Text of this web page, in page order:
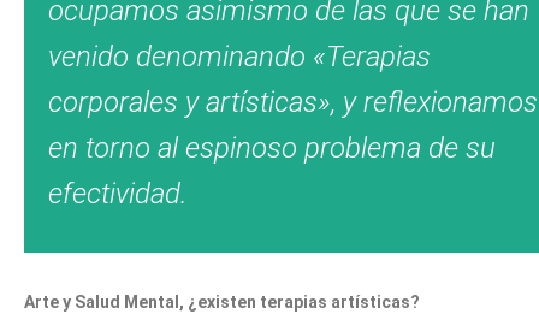
ocupamos asimismo de las que se han
venido denominando «Terapias
corporales y artísticas», y reflexionamos
en torno al espinoso problema de su
efectividad.
Arte y Salud Mental, ¿existen terapias artísticas?